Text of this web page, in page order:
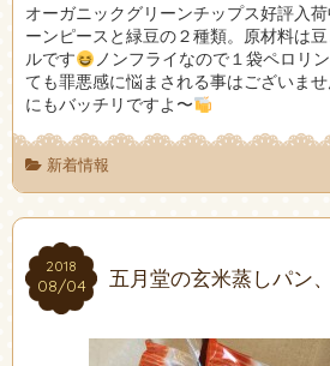
オーガニックグリーンチップス好評入
ーンピースと緑豆の２種類。原材料は
ルです
ノンフライなので１袋ペロリ
ても罪悪感に悩まされる事はございま
にもバッチリですよ〜
新着情報
2018
08/04
2018
08/04 五月堂の玄米蒸しパン